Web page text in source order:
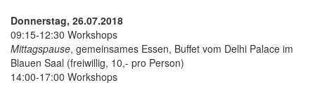
Donnerstag, 26.07.2018
09:15-12:30 Workshops
Mittagspause, gemeinsames Essen, Buffet vom Delhi Palace im
Blauen Saal (freiwillig, 10,- pro Person)
14:00-17:00 Workshops